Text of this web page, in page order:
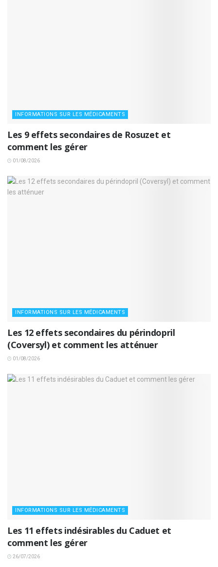
INFORMATIONS SUR LES MÉDICAMENTS
Les 9 effets secondaires de Rosuzet et
comment les gérer
01/08/2026
INFORMATIONS SUR LES MÉDICAMENTS
Les 12 effets secondaires du périndopril
(Coversyl) et comment les atténuer
01/08/2026
INFORMATIONS SUR LES MÉDICAMENTS
Les 11 effets indésirables du Caduet et
comment les gérer
26/07/2026